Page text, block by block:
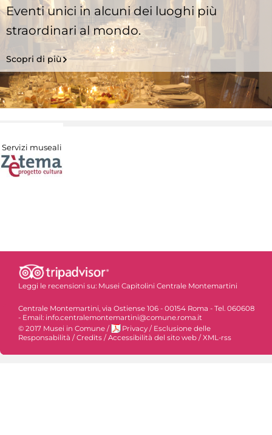
Eventi unici in alcuni dei luoghi più
straordinari al mondo.
Scopri di più
Servizi museali
Leggi le recensioni su: Musei Capitolini Centrale Montemartini
Centrale Montemartini, via Ostiense 106 - 00154 Roma - Tel. 060608
- Email: info.centralemontemartini@comune.roma.it
© 2017 Musei in Comune / Privacy / Esclusione delle
Responsabilità /Credits /Accessibilità del sito web /XML-rss